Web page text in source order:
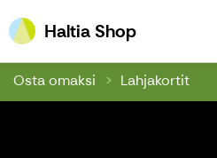
Haltia ShopHaltia Shop
Osta omaksi Lahjakortit